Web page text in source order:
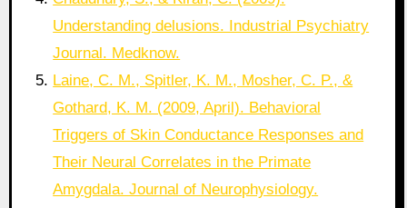
Understanding delusions. Industrial Psychiatry
Journal. Medknow.
Laine, C. M., Spitler, K. M., Mosher, C. P., &
Gothard, K. M. (2009, April). Behavioral
Triggers of Skin Conductance Responses and
Their Neural Correlates in the Primate
Amygdala. Journal of Neurophysiology.